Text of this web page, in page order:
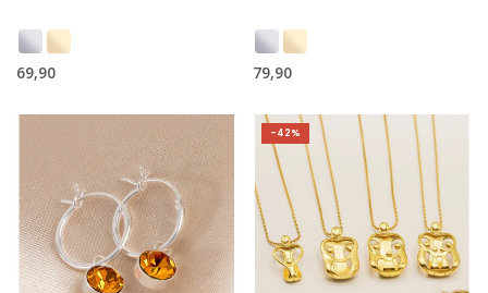
69,90 79,90
-42%